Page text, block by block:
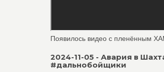
Появилось видео с пленённым
2024-11-05 - Авария в
#дальнобойщики